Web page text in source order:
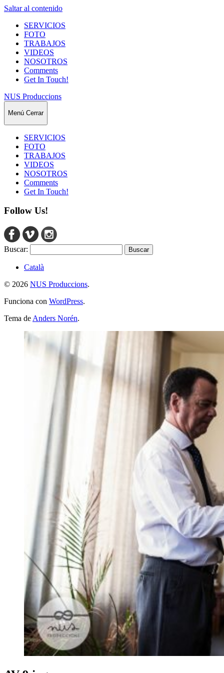
Saltar al contenido
SERVICIOS
FOTO
TRABAJOS
VIDEOS
NOSOTROS
Comments
Get In Touch!
NUS Produccions
Menú Cerrar
SERVICIOS
FOTO
TRABAJOS
VIDEOS
NOSOTROS
Comments
Get In Touch!
Follow Us!
Buscar:
Català
© 2026 NUS Produccions.
Funciona con WordPress.
Tema de Anders Norén.